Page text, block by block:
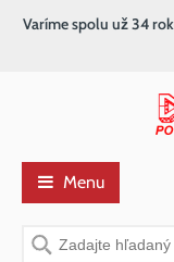
Vyhľadávanie
Varíme spolu už 34
Menu